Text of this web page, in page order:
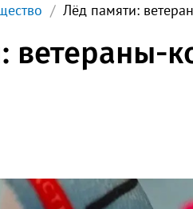
Лёд памяти:
ветераны-